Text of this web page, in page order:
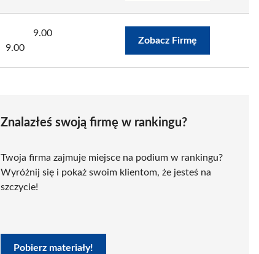
9.00
9.00
Zobacz Firmę
Znalazłeś swoją firmę w rankingu?
Twoja firma zajmuje miejsce na podium w rankingu?
Wyróżnij się i pokaż swoim klientom, że jesteś na
szczycie!
Pobierz materiały!